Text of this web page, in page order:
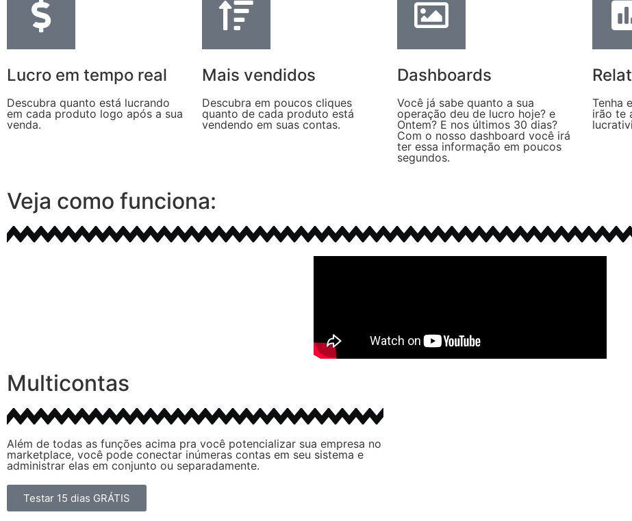
Lucro em tempo real
Descubra quanto está lucrando
em cada produto logo após a sua
venda.
Mais vendidos
Descubra em poucos cliques
quanto de cada produto está
vendendo em suas contas.
Dashboards
Você já sabe quanto a sua
operação deu de lucro hoje? e
Ontem? E nos últimos 30 dias?
Com o nosso dashboard você irá
ter essa informação em poucos
segundos.
Tenha
irão te
Veja como funciona:
Multicontas
Além de todas as funções acima pra você potencializar sua empresa no
marketplace, você pode conectar inúmeras contas em seu sistema e
administrar elas em conjunto ou separadamente.
Testar 15 dias GRÁTIS